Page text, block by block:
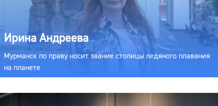
Ирина Андреева
Мурманск по праву носит звание столицы ледяного плавания
на планете